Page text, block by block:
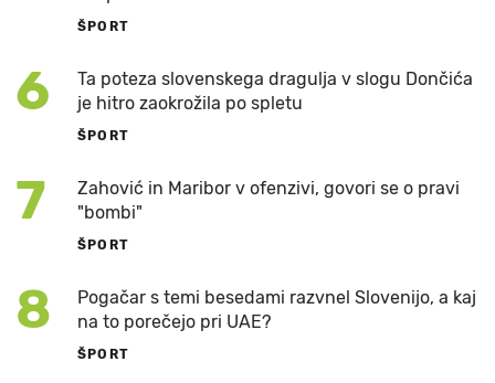
ŠPORT
6
Ta poteza slovenskega dragulja v slogu Dončića
je hitro zaokrožila po spletu
ŠPORT
7
Zahović in Maribor v ofenzivi, govori se o pravi
"bombi"
ŠPORT
8
Pogačar s temi besedami razvnel Slovenijo, a kaj
na to porečejo pri UAE?
ŠPORT